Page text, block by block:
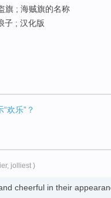
旗 ; 海贼旗的名称
子 ; 汉化版
欢乐”？
jolliest )
cheerful in their